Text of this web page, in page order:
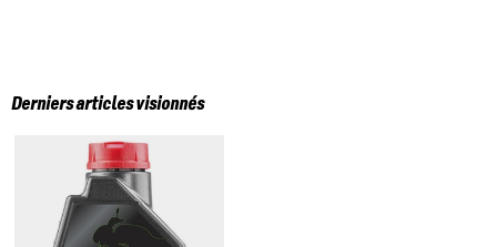
Derniers articles visionnés